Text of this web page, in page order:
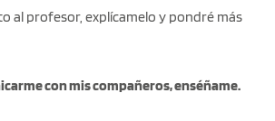
al profesor, explícamelo y pondré más
con mis compañeros, enséñame.